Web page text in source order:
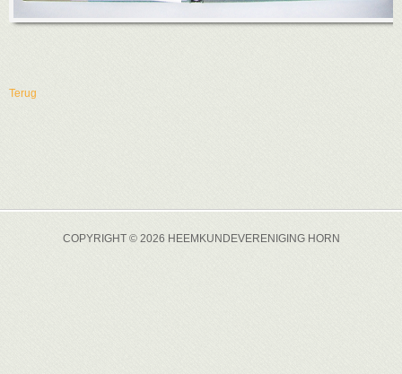
Terug
COPYRIGHT © 2026 HEEMKUNDEVERENIGING HORN